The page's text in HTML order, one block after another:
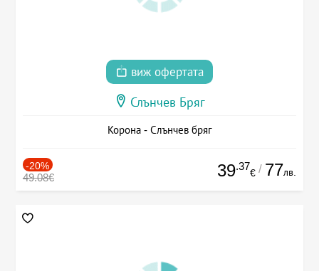
виж офертата
Слънчев Бряг
Корона - Слънчев бряг
-20%
49.08€ 39.37
€ / 77лв.